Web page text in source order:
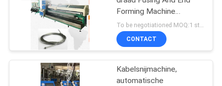
Forming Machine
Hoogwaardige
CONTACT
Kabelsnijmachine,
automatische